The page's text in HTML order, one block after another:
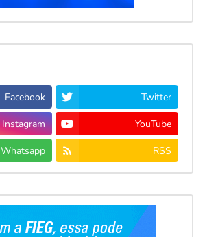
Facebook Twitter
Instagram YouTube
Whatsapp RSS